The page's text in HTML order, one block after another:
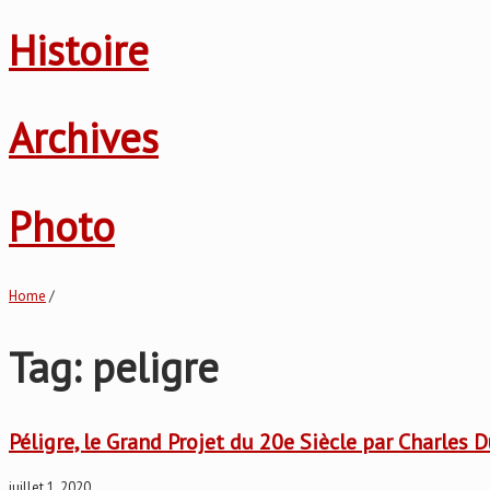
Histoire
Archives
Photo
Home /
Tag: peligre
Péligre, le Grand Projet du 20e Siècle par Charles